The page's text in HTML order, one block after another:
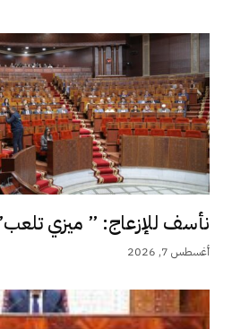
نأسف للإزعاج: ” ميزي
أغسطس 7, 2026